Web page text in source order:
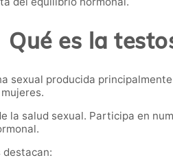
Qué es la
sexual producida
la salud sexual. Participa en
destacan: